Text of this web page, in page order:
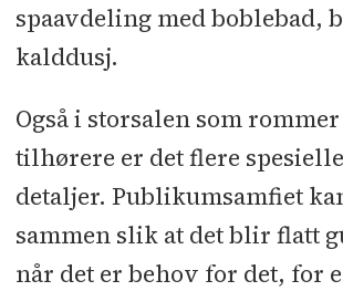
spaavdeling med boblebad,
kalddusj.
Også i storsalen som rommer
tilhørere er det flere
detaljer. Publikumsamfiet
sammen slik at det blir flatt
når det er behov for det, for